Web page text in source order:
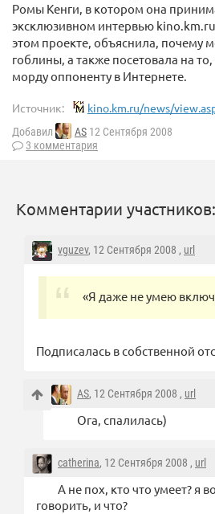
Ромы Кенги, в котором она
эксклюзивном интервью
этом проекте, объяснила, почему
гоблины, а также посетовала на
морду оппоненту в Интернете.
Источник: kino.km.ru/news/
Добавил AS 12 Сентября 2008
3 комментария
Комментарии участников:
vguzev, 12 Сентября 2008 , url
«Я даже не умею
Подписалась в собственной
AS, 12 Сентября 2008 , url
Ога, спалилась)
catherina, 12 Сентября 2008 , url
А не пох, кто что умеет? я
говорить, и что?